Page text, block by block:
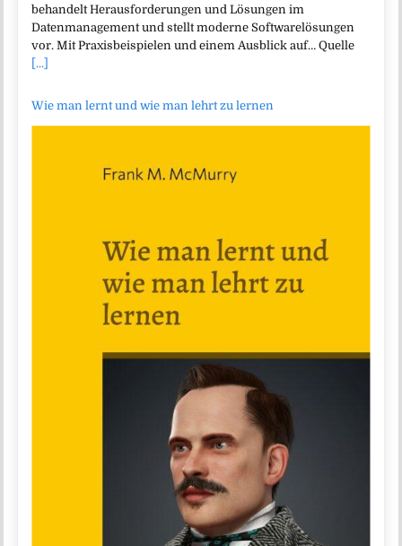
behandelt Herausforderungen und Lösungen im
Datenmanagement und stellt moderne Softwarelösungen
vor. Mit Praxisbeispielen und einem Ausblick auf… Quelle
[...]
Wie man lernt und wie man lehrt zu lernen